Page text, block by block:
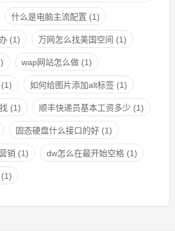
什么是电脑主流配置 (1)
(1) 万网怎么找美国空间 (1)
wap网站怎么做(1)
(1) 如何给图片添加alt标签(1)
(1) 顺丰快递员基本工资多少 (1)
固态硬盘什么接口的好(1)
销 (1) dw怎么在最开始空格(1)
(1)